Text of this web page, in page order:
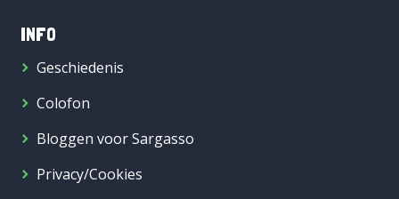
INFO
Geschiedenis
Colofon
Bloggen voor Sargasso
Privacy/Cookies